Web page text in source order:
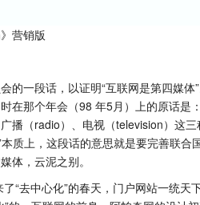
营销版
的一段话，以证明“互联网是第四媒
在那个年会（98 年5月）上的原话是
播（radio）、电视（television）这
质上，这段话的意思就是要完善联合
体，云泥之别。
“去中心化”的春天，门户网站一统天